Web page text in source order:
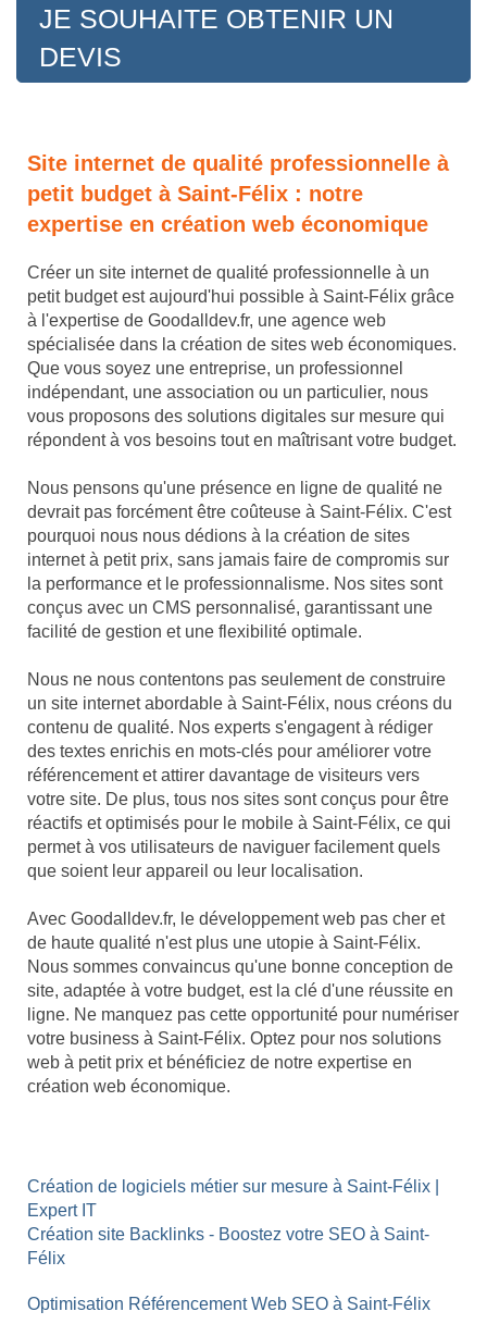
JE SOUHAITE OBTENIR UN
DEVIS
Site internet de qualité professionnelle à
petit budget à Saint-Félix : notre
expertise en création web économique
Créer un site internet de qualité professionnelle à un
petit budget est aujourd'hui possible à Saint-Félix grâce
à l'expertise de Goodalldev.fr, une agence web
spécialisée dans la création de sites web économiques.
Que vous soyez une entreprise, un professionnel
indépendant, une association ou un particulier, nous
vous proposons des solutions digitales sur mesure qui
répondent à vos besoins tout en maîtrisant votre budget.
Nous pensons qu'une présence en ligne de qualité ne
devrait pas forcément être coûteuse à Saint-Félix. C'est
pourquoi nous nous dédions à la création de sites
internet à petit prix, sans jamais faire de compromis sur
la performance et le professionnalisme. Nos sites sont
conçus avec un CMS personnalisé, garantissant une
facilité de gestion et une flexibilité optimale.
Nous ne nous contentons pas seulement de construire
un site internet abordable à Saint-Félix, nous créons du
contenu de qualité. Nos experts s'engagent à rédiger
des textes enrichis en mots-clés pour améliorer votre
référencement et attirer davantage de visiteurs vers
votre site. De plus, tous nos sites sont conçus pour être
réactifs et optimisés pour le mobile à Saint-Félix, ce qui
permet à vos utilisateurs de naviguer facilement quels
que soient leur appareil ou leur localisation.
Avec Goodalldev.fr, le développement web pas cher et
de haute qualité n'est plus une utopie à Saint-Félix.
Nous sommes convaincus qu'une bonne conception de
site, adaptée à votre budget, est la clé d'une réussite en
ligne. Ne manquez pas cette opportunité pour numériser
votre business à Saint-Félix. Optez pour nos solutions
web à petit prix et bénéficiez de notre expertise en
création web économique.
Création de logiciels métier sur mesure à Saint-Félix |
Expert IT
Création site Backlinks - Boostez votre SEO à Saint-
Félix
Optimisation Référencement Web SEO à Saint-Félix